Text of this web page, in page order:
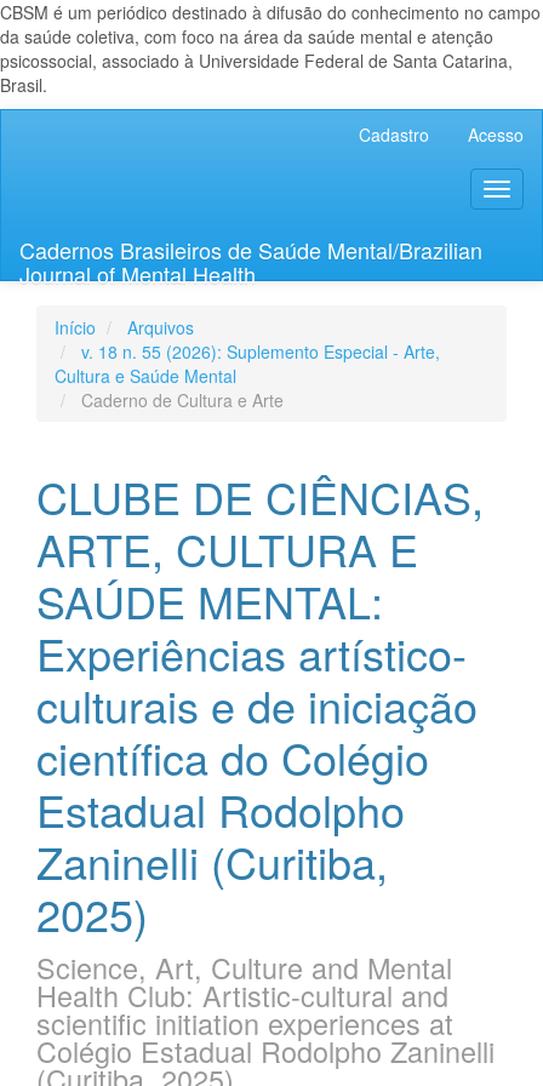
CBSM é um periódico destinado à difusão do conhecimento no campo
da saúde coletiva, com foco na área da saúde mental e atenção
psicossocial, associado à Universidade Federal de Santa Catarina,
Brasil.
Lateral
Cadastro Acesso
Cadernos Brasileiros de Saúde Mental/Brazilian
Journal of Mental Health
Início
Arquivos
v. 18 n. 55 (2026): Suplemento Especial - Arte,
Cultura e Saúde Mental
Caderno de Cultura e Arte
CLUBE DE CIÊNCIAS,
ARTE, CULTURA E
SAÚDE MENTAL:
Experiências artístico-
culturais e de iniciação
científica do Colégio
Estadual Rodolpho
Zaninelli (Curitiba,
2025)
Science, Art, Culture and Mental
Health Club: Artistic-cultural and
scientific initiation experiences at
Colégio Estadual Rodolpho Zaninelli